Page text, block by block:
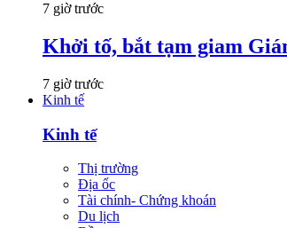
7 giờ trước
Khởi tố, bắt tạm giam
7 giờ trước
Kinh tế
Kinh tế
Thị trường
Địa ốc
Tài chính- Chứng khoán
Du lịch